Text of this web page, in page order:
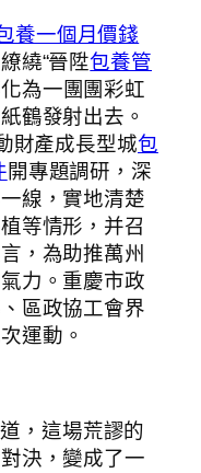
養一個月價錢
繞“晉陞包養管
為一團團彩虹
鶴發射出去。
財產成長型城包
開專題調研，深
線，實地清楚
等情形，并召
，為助推萬州
力。重慶市政
區政協工會界
運動。
，這場荒謬的
決，變成了一